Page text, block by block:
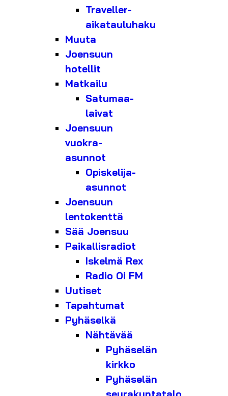
Traveller-
aikatauluhaku
Muuta
Joensuun
hotellit
Matkailu
Satumaa-
laivat
Joensuun
vuokra-
asunnot
Opiskelija-
asunnot
Joensuun
lentokenttä
Sää Joensuu
Paikallisradiot
Iskelmä Rex
Radio Oi FM
Uutiset
Tapahtumat
Pyhäselkä
Nähtävää
Pyhäselän
kirkko
Pyhäselän